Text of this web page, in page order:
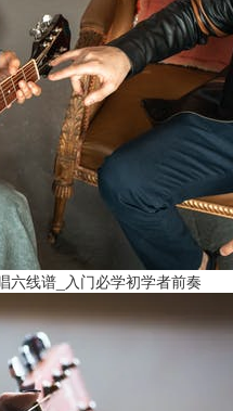
六线谱_入门必学初学者前奏